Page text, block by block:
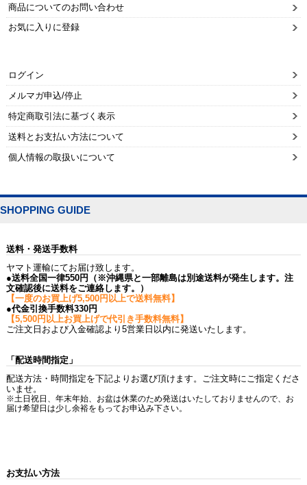
商品についてのお問い合わせ
お気に入りに登録
ログイン
メルマガ申込/停止
特定商取引法に基づく表示
送料とお支払い方法について
個人情報の取扱いについて
SHOPPING GUIDE
送料・発送手数料
ヤマト運輸にてお届け致します。
●送料全国一律550円（※沖縄県と一部離島は別途送料が発生します。注
文確認後に送料をご連絡します。）
【一度のお買上げ5,500円以上で送料無料】
●代金引換手数料330円
【5,500円以上お買上げで代引き手数料無料】
ご注文日および入金確認より5営業日以内に発送いたします。
「配送時間指定」
配送方法・時間指定を下記よりお選び頂けます。ご注文時にご指定くださ
いませ。
※土日祝日、年末年始、お盆は休業のため発送はいたしておりませんので、お
届け希望日は少し余裕をもってお申込み下さい。
お支払い方法